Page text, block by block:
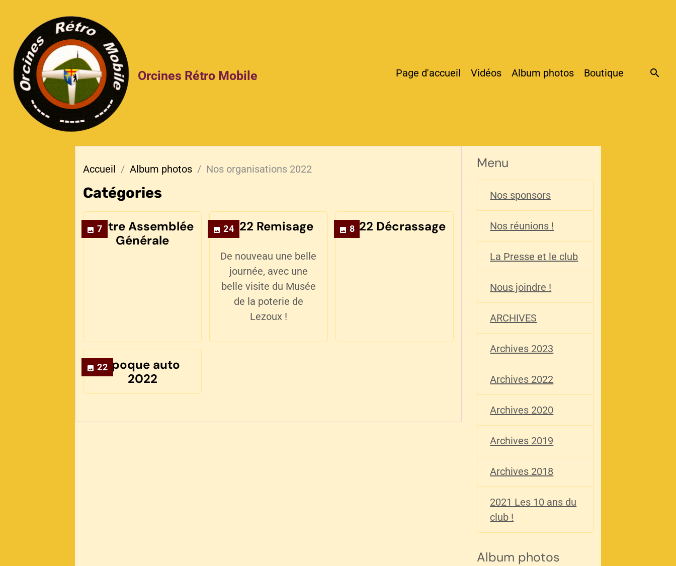
Orcines Rétro Mobile Page d'accueil Vidéos Album photos Boutique
Accueil Album photos Nos organisations 2022
Catégories
7
Notre Assemblée
Générale
24
2022 Remisage
De nouveau une belle
journée, avec une
belle visite du Musée
de la poterie de
Lezoux !
8
2022 Décrassage
22Epoque auto
2022
Menu
Nos sponsors
Nos réunions !
La Presse et le club
Nous joindre !
ARCHIVES
Archives 2023
Archives 2022
Archives 2020
Archives 2019
Archives 2018
2021 Les 10 ans du
club !
Album photos